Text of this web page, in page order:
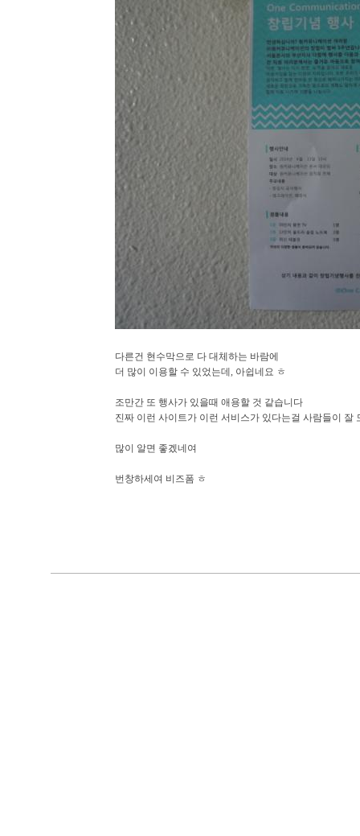
다른건 현수막으로 다 대체하는 바람에
더 많이 이용할 수 있었는데, 아쉽네요 ㅎ
조만간 또 행사가 있을때 애용할 것 같습니다
진짜 이런 사이트가 이런 서비스가 있다는걸 사람들이 잘
많이 알면 좋겠네여
번창하세여 비즈폼 ㅎ